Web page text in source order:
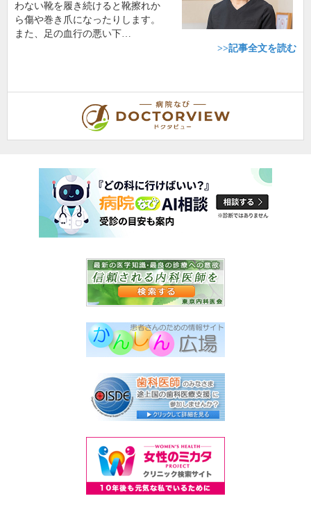
わない靴を履き続けると靴擦れか
ら傷や巻き爪になったりします。
また、足の血行の悪い下…
>>記事全文を読む